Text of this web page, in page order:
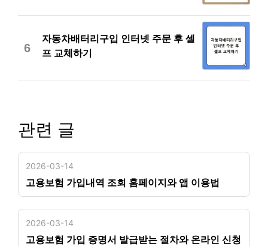
6
자동차배터리구입 인터넷 주문 후 셀
프 교체하기
관련 글
2026-03-14
고용보험 가입내역 조회 홈페이지와 앱 이용법
2026-03-14
고용보험 가입 증명서 발급받는 절차와 온라인 신청